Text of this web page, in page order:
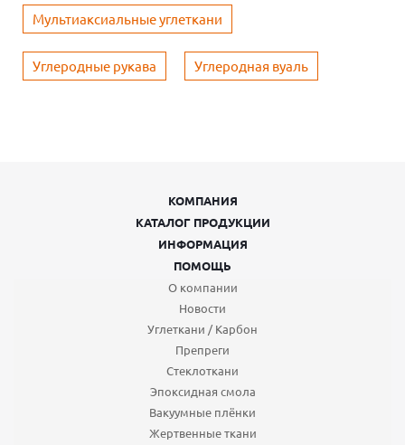
Мультиаксиальные углеткани
Углеродные рукава Углеродная вуаль
КОМПАНИЯ
КАТАЛОГ ПРОДУКЦИИ
ИНФОРМАЦИЯ
ПОМОЩЬ
О компании
Новости
Углеткани / Карбон
Препреги
Стеклоткани
Эпоксидная смола
Вакуумные плёнки
Жертвенные ткани